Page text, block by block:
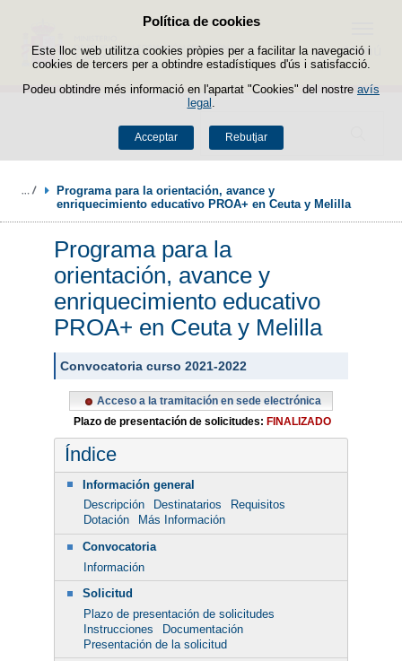
Política de cookies
Este lloc web utilitza cookies pròpies per a facilitar la navegació i
cookies de tercers per a obtindre estadístiques d'ús i satisfacció.
Podeu obtindre més informació en l'apartat "Cookies" del nostre avís
legal
Acceptar Rebutjar
Passar al contingut
Buscador
Menú
Programa para la orientación, avance y
enriquecimiento educativo PROA+ en Ceuta y Melilla
Programa para la
orientación, avance y
enriquecimiento educativo
PROA+ en Ceuta y Melilla
Convocatoria curso 2021-2022
Acceso a la tramitación en sede electrónica
Plazo de presentación de solicitudes: FINALIZADO
Índice
Información general
Descripción
Destinatarios
Requisitos
Dotación
Más Información
Convocatoria
Información
Solicitud
Plazo de presentación de solicitudes
Instrucciones
Documentación
Presentación de la solicitud